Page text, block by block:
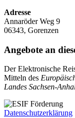
Adresse
Annaröder Weg 9
06343, Gorenzen
Angebote an
Der Elektronische
Mitteln des
Landes Sachsen-
Datenschutzerklärung